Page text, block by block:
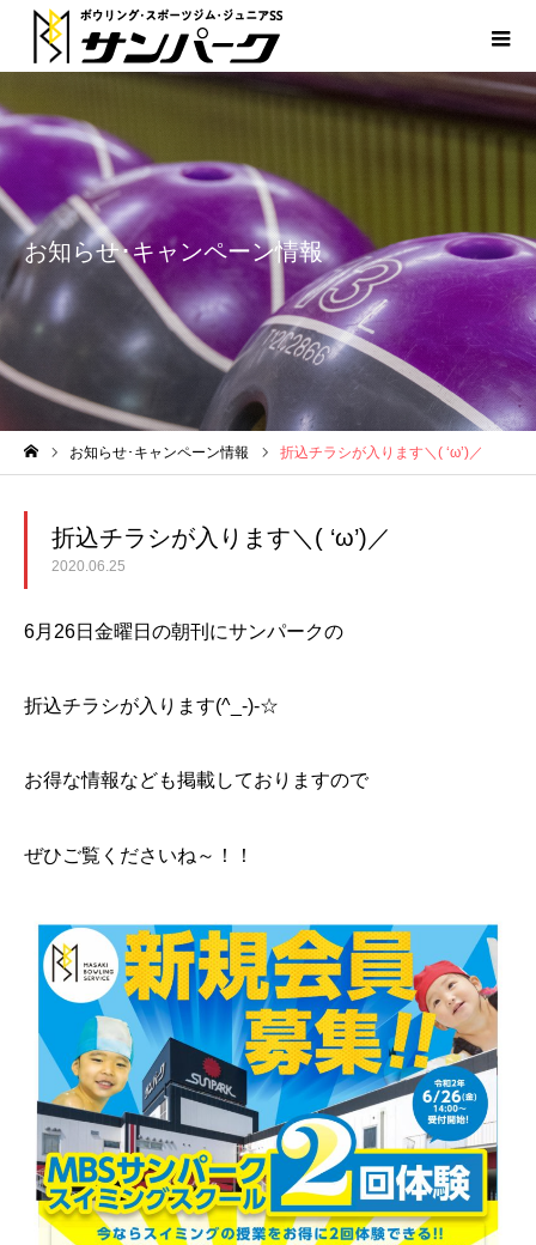
お知らせ･キャンペーン情報
お知らせ･キャンペーン情報 折込チラシが入ります＼( ‘ω’)／
折込チラシが入ります＼( ‘ω’)／
2020.06.25
6月26日金曜日の朝刊にサンパークの
折込チラシが入ります(^_-)-☆
お得な情報なども掲載しておりますので
ぜひご覧くださいね～！！